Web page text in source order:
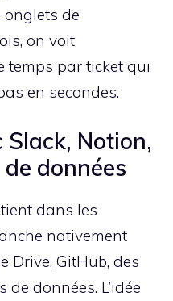
de
on voit
temps par ticket qui
en secondes.
Notion,
données
dans les
nativement
Drive, GitHub, des
de données. L’idée